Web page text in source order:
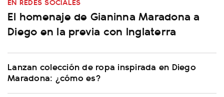
El homenaje de Gianinna Maradona a
Diego en la previa con Inglaterra
Lanzan colección de ropa inspirada en Diego
Maradona: ¿cómo es?